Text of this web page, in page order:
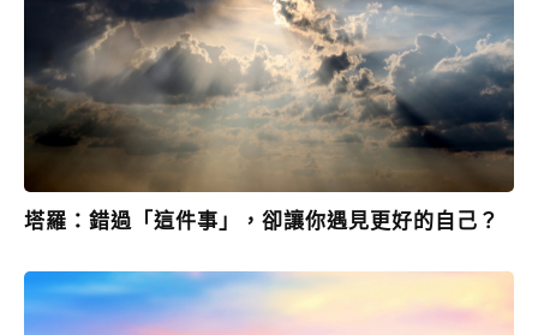
塔羅：錯過「這件事」，卻讓你遇見更好的自己？